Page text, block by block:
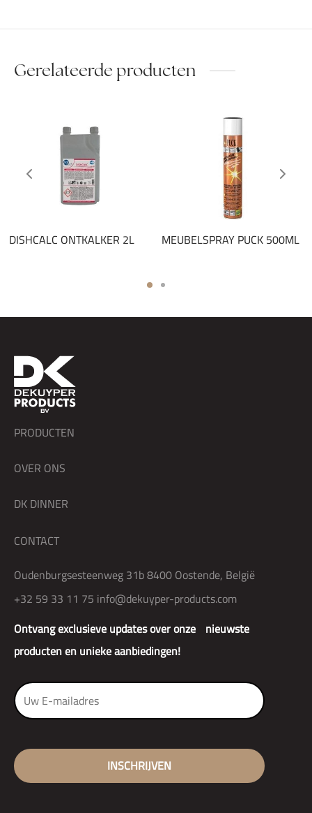
Gerelateerde producten
DISHCALC ONTKALKER 2L MEUBELSPRAY PUCK 500ML
Ontvang exclusieve updates over onze nieuwste
producten en unieke aanbiedingen!
PRODUCTEN
OVER ONS
DK DINNER
CONTACT
Oudenburgsesteenweg 31b 8400 Oostende, België
+32 59 33 11 75 info@dekuyper-products.com